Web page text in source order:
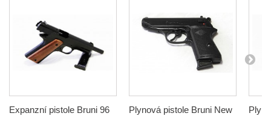
Expanzní pistole Bruni 96
Plynová pistole Bruni New